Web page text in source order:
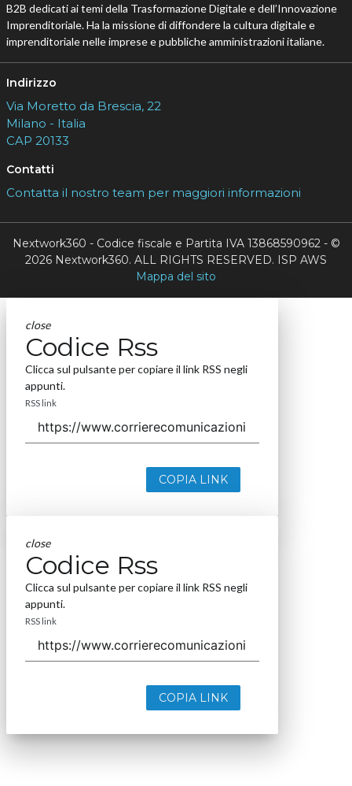
B2B dedicati ai temi della Trasformazione Digitale e dell’Innovazione
Imprenditoriale. Ha la missione di diffondere la cultura digitale e
imprenditoriale nelle imprese e pubbliche amministrazioni italiane.
Indirizzo
Via Moretto da Brescia, 22
Milano - Italia
CAP 20133
Contatti
Contatta il nostro team per maggiori informazioni
Nextwork360 - Codice fiscale e Partita IVA 13868590962 - ©
2026 Nextwork360. ALL RIGHTS RESERVED. ISP AWS
Mappa del sito
close
Codice Rss
Clicca sul pulsante per copiare il link RSS negli
appunti.
RSS link
COPIA LINK
close
Codice Rss
Clicca sul pulsante per copiare il link RSS negli
appunti.
RSS link
COPIA LINK